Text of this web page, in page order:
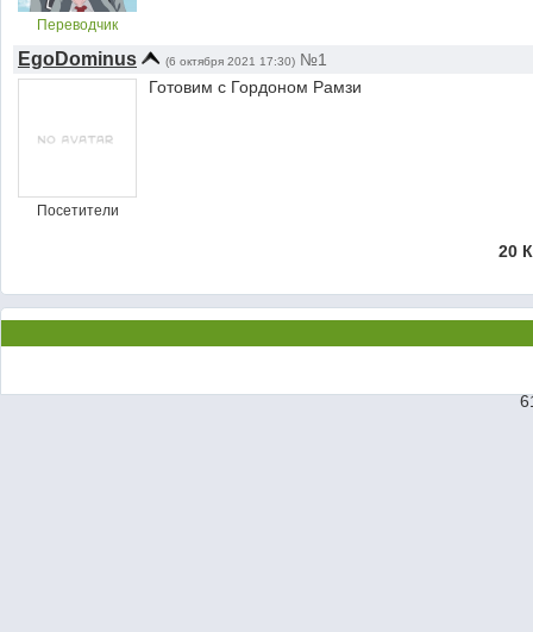
Переводчик
EgoDominus (6 октября 2021 17:30) №1
Посетители
Готовим с Гордоном Рамзи
20